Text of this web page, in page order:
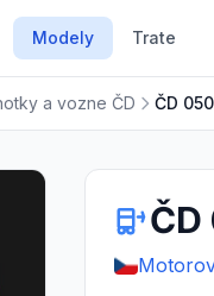
Modely Trate
a vozne ČD ČD
ČD